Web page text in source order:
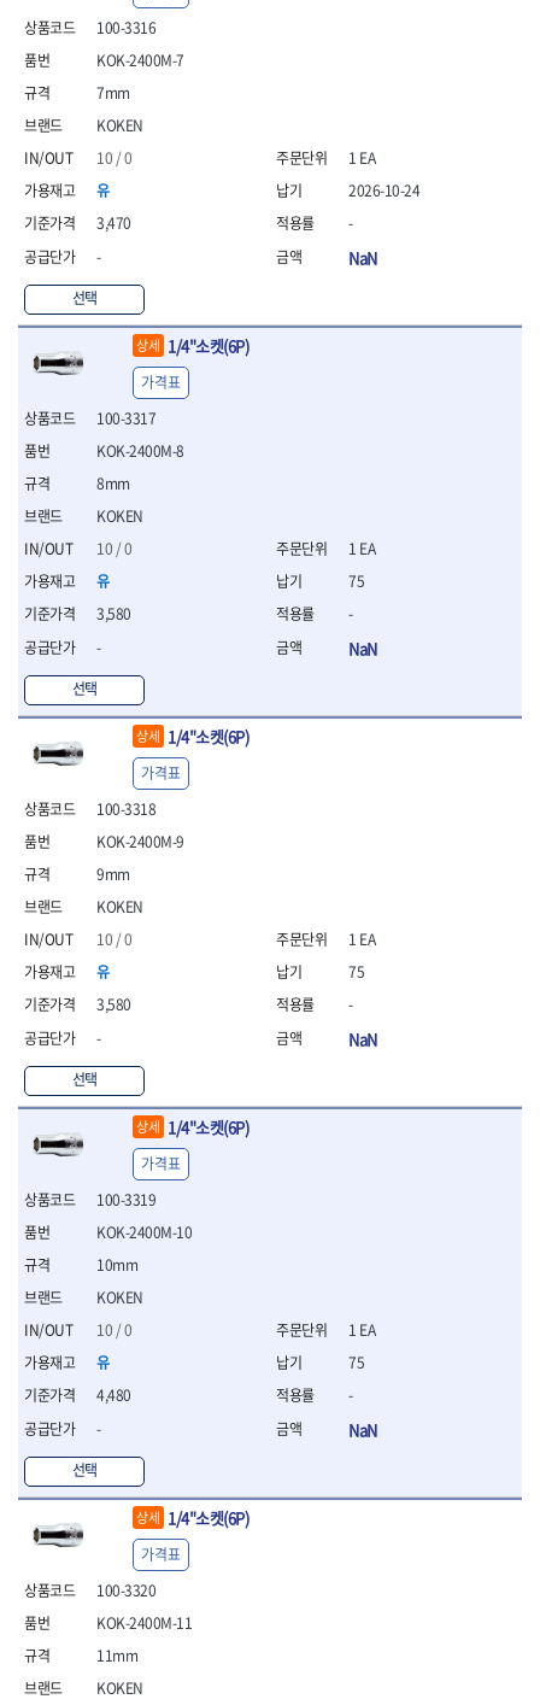
- 스냅링플라이어
- 그룹조인트플라이어
- 니퍼 외
- 바이스플라이어
- 옵셋렌치
- 공구함세트
- 콤비네이션렌치
- 양구스패너
- 라쳇콤비네이션렌치
- 라쳇옵셋렌치
- 콤비네이션렌치세트
- 플레어너트렌치
- 양구스패너세트
- 옵셋렌치세트
- 라쳇콤비네이션렌치세
- 몽키스패너
- 라쳇콤비네이션세트
- 라쳇렌치
- 멀티플라이어
- 미니라쳇세트
- 기타
- 스피드렌치
- 모터렌치
- 함마스패너
절연.전설.방폭공구
- 절연옵셋렌치
- 절연연결대
- 절연드라이버
- 절연스패너
- 절연T렌치
- 절연별소켓
- 절연별비트소켓
- 절연육각비트소켓
- 절연렌치
- 절연토크렌치
- 절연콤비네이션렌치
- 절연링렌치
- 절연플라이어
- 절연전공칼
- 절연안전모
- 절연매트
- 방폭라쳇핸들
- 방폭콤비네이션렌치
- 방폭함마스패너
- 절연일자드라이버
- 절연별드라이버
- 절연드라이버세트
- 스트리퍼
- 라쳇케이블커터
- 자동스트리퍼
- 케이블스트리퍼
- 압착기
- 절연공구세트
- 절연비트홀다드라이버
- 방폭망치
- 절연L렌치
100-3316
KOKEN
10 / 0
유
3,470
-
선택
KOK-2400M-7
7mm
1 EA
2026-10-24
-
NaN
상세 1/4"소켓(6P)
100-3317
KOKEN
10 / 0
유
3,580
-
선택
KOK-2400M-8
8mm
가격표
1 EA
75
-
NaN
상세 1/4"소켓(6P)
100-3318
KOKEN
10 / 0
유
3,580
-
선택
KOK-2400M-9
9mm
가격표
1 EA
75
-
NaN
상세 1/4"소켓(6P)
100-3319
KOKEN
10 / 0
유
4,480
-
선택
KOK-2400M-10
10mm
가격표
1 EA
75
-
NaN
상세 1/4"소켓(6P)
100-3320
KOKEN
KOK-2400M-11
11mm
가격표